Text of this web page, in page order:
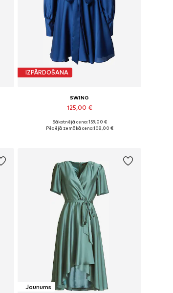
IZPĀRDOŠANA
SWING
125,00 €
Pieejamie izmēri: 34, 36, 38, 40, 42, 44
Sākotnējā cena: 159,00 €
Pēdējā zemākā cena:108,00 €
Jaunums